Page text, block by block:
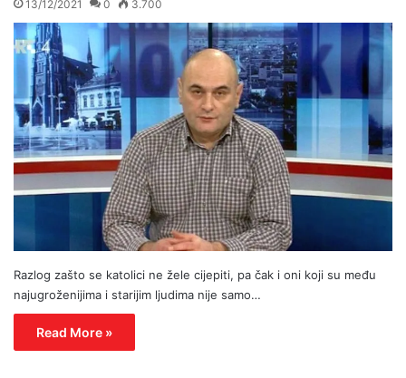
13/12/2021 0 3.700
Razlog zašto se katolici ne žele cijepiti, pa čak i oni koji su među
najugroženijima i starijim ljudima nije samo…
Read More »